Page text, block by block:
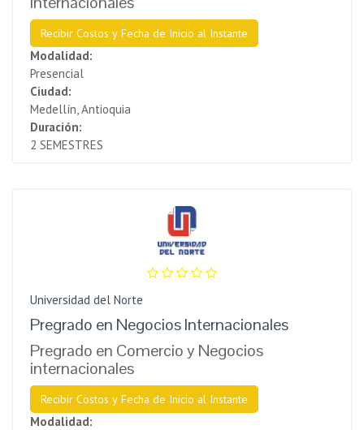
Recibir Costos y Fecha de Inicio al Instante
Modalidad:
Presencial
Ciudad:
Medellín, Antioquia
Duración:
2 SEMESTRES
Universidad del Norte
Pregrado en Negocios Internacionales
Pregrado en Comercio y Negocios
internacionales
Recibir Costos y Fecha de Inicio al Instante
Modalidad: